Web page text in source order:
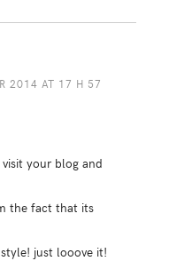
2014 AT 17 H 57
your blog and
the fact that its
just looove it!